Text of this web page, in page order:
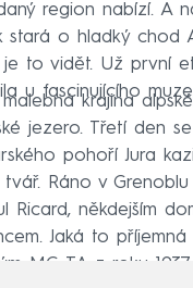
region nabízí. A
stará o hladký chod
to vidět. Už první
u fascinujícího
krajina
jezero. Třetí den
pohoří Jura
Ráno v
Ricard, někdejším
Jaká to
MG TA z roku 1937.